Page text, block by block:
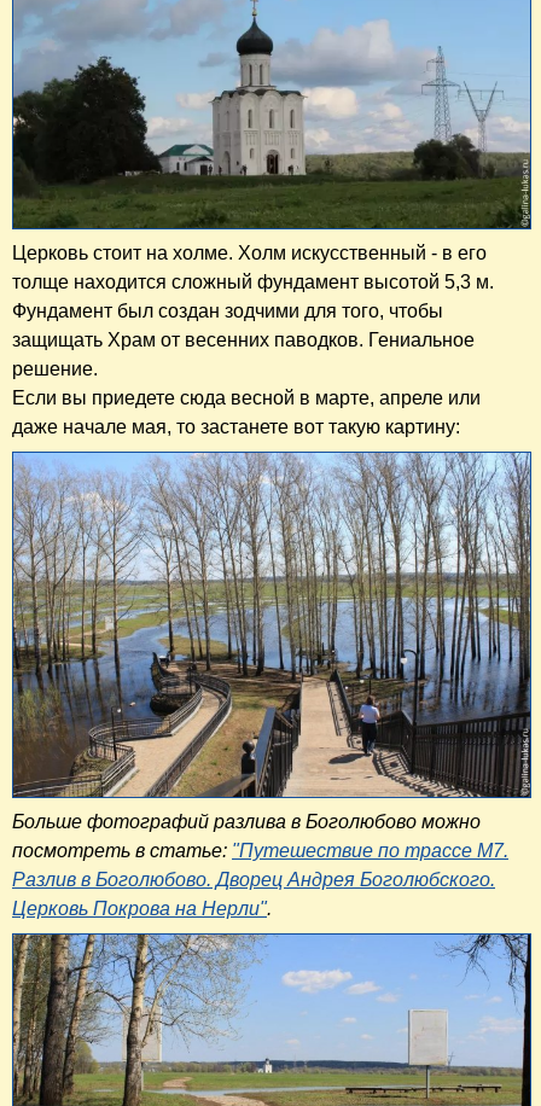
Церковь стоит на холме. Холм искусственный - в его
толще находится сложный фундамент высотой 5,3 м.
Фундамент был создан зодчими для того, чтобы
защищать Храм от весенних паводков. Гениальное
решение.
Если вы приедете сюда весной в марте, апреле или
даже начале мая, то застанете вот такую картину:
Больше фотографий разлива в Боголюбово можно
посмотреть в статье: "Путешествие по трассе М7.
Разлив в Боголюбово. Дворец Андрея Боголюбского.
Церковь Покрова на Нерли".